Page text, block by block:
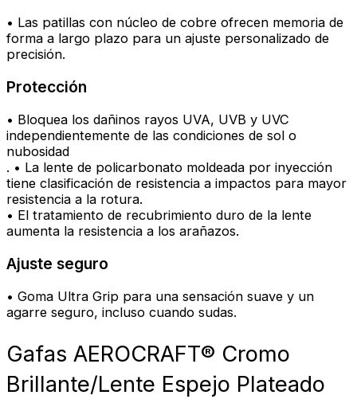
• Las patillas con núcleo de cobre ofrecen memoria de
forma a largo plazo para un ajuste personalizado de
precisión.
Protección
• Bloquea los dañinos rayos UVA, UVB y UVC
independientemente de las condiciones de sol o
nubosidad
. • La lente de policarbonato moldeada por inyección
tiene clasificación de resistencia a impactos para mayor
resistencia a la rotura.
• El tratamiento de recubrimiento duro de la lente
aumenta la resistencia a los arañazos.
Ajuste seguro
• Goma Ultra Grip para una sensación suave y un
agarre seguro, incluso cuando sudas.
Gafas AEROCRAFT® Cromo
Brillante/Lente Espejo Plateado